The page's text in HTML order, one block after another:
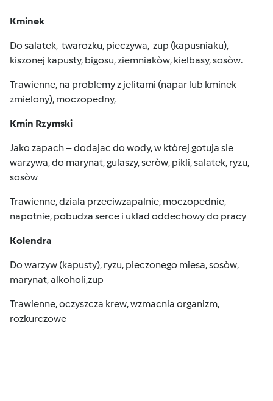
Kminek
Do salatek, twarozku, pieczywa, zup (kapusniaku),
kiszonej kapusty, bigosu, ziemniakòw, kielbasy, sosòw.
Trawienne, na problemy z jelitami (napar lub kminek
zmielony), moczopedny,
Kmin Rzymski
Jako zapach – dodajac do wody, w ktòrej gotuja sie
warzywa, do marynat, gulaszy, seròw, pikli, salatek, ryzu,
sosòw
Trawienne, dziala przeciwzapalnie, moczopednie,
napotnie, pobudza serce i uklad oddechowy do pracy
Kolendra
Do warzyw (kapusty), ryzu, pieczonego miesa, sosòw,
marynat, alkoholi,zup
Trawienne, oczyszcza krew, wzmacnia organizm,
rozkurczowe